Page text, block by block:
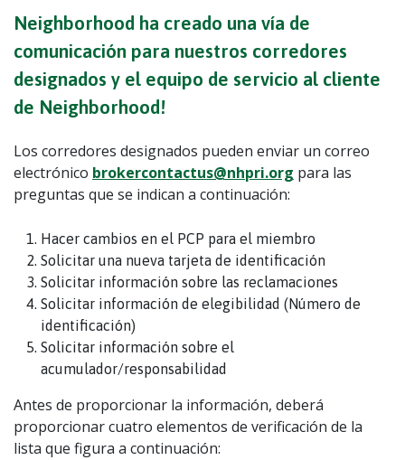
Neighborhood ha creado una vía de
comunicación para nuestros corredores
designados y el equipo de servicio al cliente
de Neighborhood!
Los corredores designados pueden enviar un correo
electrónico brokercontactus@nhpri.org para las
preguntas que se indican a continuación:
Hacer cambios en el PCP para el miembro
Solicitar una nueva tarjeta de identificación
Solicitar información sobre las reclamaciones
Solicitar información de elegibilidad (Número de
identificación)
Solicitar información sobre el
acumulador/responsabilidad
Antes de proporcionar la información, deberá
proporcionar cuatro elementos de verificación de la
lista que figura a continuación: